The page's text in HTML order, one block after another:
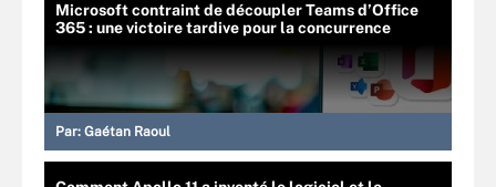
Microsoft contraint de découpler Teams d’Office
365 : une victoire tardive pour la concurrence
Par: Gaétan Raoul